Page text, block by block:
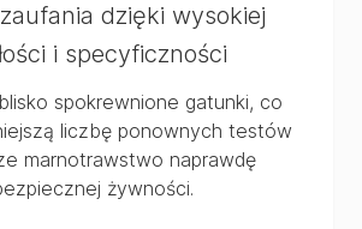
dzięki wysokiej
i specyficzności
spokrewnione gatunki, co
liczbę ponownych testów
marnotrawstwo naprawdę
żywności.